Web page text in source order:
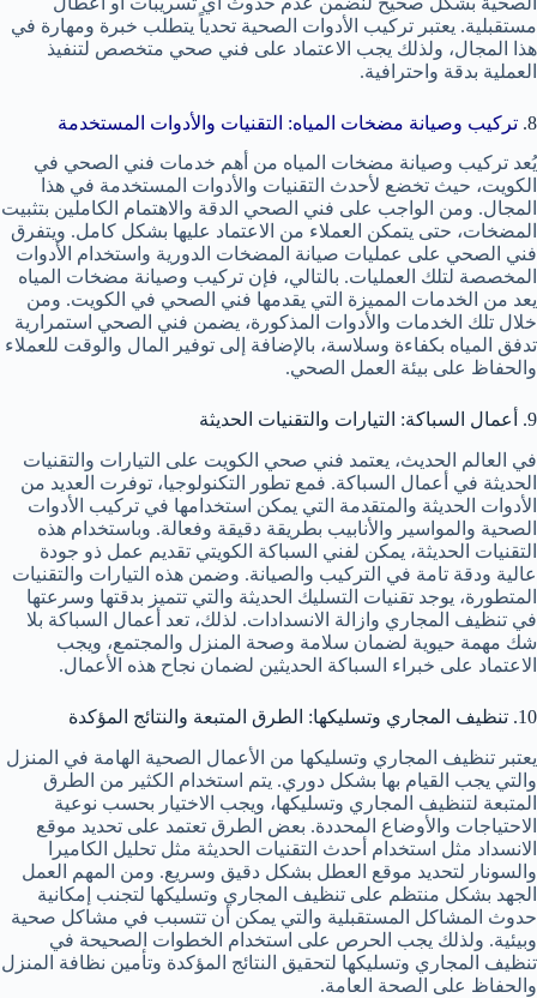
مستقبلية. يعتبر تركيب الأدوات الصحية تحدياً يتطلب خبرة ومهارة في
هذا المجال، ولذلك يجب الاعتماد على فني صحي متخصص لتنفيذ
العملية بدقة واحترافية.
8. تركيب وصيانة مضخات المياه: التقنيات والأدوات المستخدمة
يُعد تركيب وصيانة مضخات المياه من أهم خدمات فني الصحي في
الكويت، حيث تخضع لأحدث التقنيات والأدوات المستخدمة في هذا
المجال. ومن الواجب على فني الصحي الدقة والاهتمام الكاملين بتثبيت
المضخات، حتى يتمكن العملاء من الاعتماد عليها بشكل كامل. ويتفرق
فني الصحي على عمليات صيانة المضخات الدورية واستخدام الأدوات
المخصصة لتلك العمليات. بالتالي، فإن تركيب وصيانة مضخات المياه
يعد من الخدمات المميزة التي يقدمها فني الصحي في الكويت. ومن
خلال تلك الخدمات والأدوات المذكورة، يضمن فني الصحي استمرارية
تدفق المياه بكفاءة وسلاسة، بالإضافة إلى توفير المال والوقت للعملاء
والحفاظ على بيئة العمل الصحي.
9. أعمال السباكة: التيارات والتقنيات الحديثة
في العالم الحديث، يعتمد فني صحي الكويت على التيارات والتقنيات
الحديثة في أعمال السباكة. فمع تطور التكنولوجيا، توفرت العديد من
الأدوات الحديثة والمتقدمة التي يمكن استخدامها في تركيب الأدوات
الصحية والمواسير والأنابيب بطريقة دقيقة وفعالة. وباستخدام هذه
التقنيات الحديثة، يمكن لفني السباكة الكويتي تقديم عمل ذو جودة
عالية ودقة تامة في التركيب والصيانة. وضمن هذه التيارات والتقنيات
المتطورة، يوجد تقنيات التسليك الحديثة والتي تتميز بدقتها وسرعتها
في تنظيف المجاري وازالة الانسدادات. لذلك، تعد أعمال السباكة بلا
شك مهمة حيوية لضمان سلامة وصحة المنزل والمجتمع، ويجب
الاعتماد على خبراء السباكة الحديثين لضمان نجاح هذه الأعمال.
10. تنظيف المجاري وتسليكها: الطرق المتبعة والنتائج المؤكدة
يعتبر تنظيف المجاري وتسليكها من الأعمال الصحية الهامة في المنزل
والتي يجب القيام بها بشكل دوري. يتم استخدام الكثير من الطرق
المتبعة لتنظيف المجاري وتسليكها، ويجب الاختيار بحسب نوعية
الاحتياجات والأوضاع المحددة. بعض الطرق تعتمد على تحديد موقع
الانسداد مثل استخدام أحدث التقنيات الحديثة مثل تحليل الكاميرا
والسونار لتحديد موقع العطل بشكل دقيق وسريع. ومن المهم العمل
الجهد بشكل منتظم على تنظيف المجاري وتسليكها لتجنب إمكانية
حدوث المشاكل المستقبلية والتي يمكن أن تتسبب في مشاكل صحية
وبيئية. ولذلك يجب الحرص على استخدام الخطوات الصحيحة في
تنظيف المجاري وتسليكها لتحقيق النتائج المؤكدة وتأمين نظافة المنزل
والحفاظ على الصحة العامة.